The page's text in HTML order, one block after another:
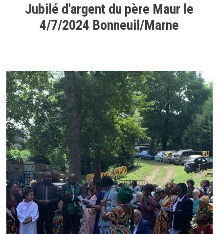
Jubilé d'argent du père Maur le
4/7/2024 Bonneuil/Marne